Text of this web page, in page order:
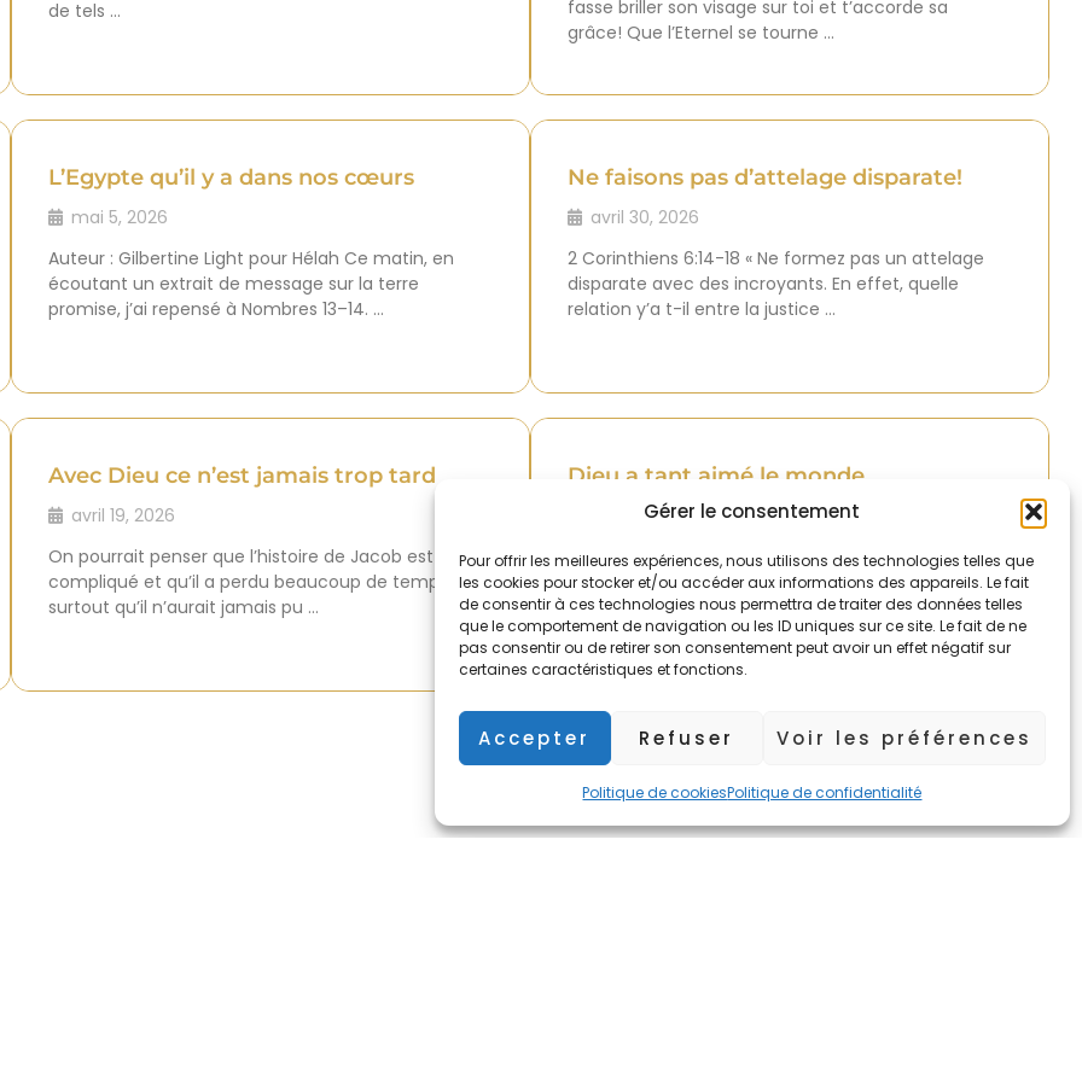
Gérer le consentement
Pour offrir les meilleures expériences, nous utilisons des technologies telles que
les cookies pour stocker et/ou accéder aux informations des appareils. Le fait
de consentir à ces technologies nous permettra de traiter des données telles
que le comportement de navigation ou les ID uniques sur ce site. Le fait de ne
pas consentir ou de retirer son consentement peut avoir un effet négatif sur
certaines caractéristiques et fonctions.
Accepter Refuser Voir les préférences
Politique de cookiesPolitique de confidentialité
de tels …
fasse briller son visage sur toi et t’accorde sa
grâce! Que l’Eternel se tourne …
L’Egypte qu’il y a dans nos cœurs
mai 5, 2026
Auteur : Gilbertine Light pour Hélah Ce matin, en
écoutant un extrait de message sur la terre
promise, j’ai repensé à Nombres 13–14. …
Ne faisons pas d’attelage disparate!
avril 30, 2026
2 Corinthiens 6:14-18 « Ne formez pas un attelage
disparate avec des incroyants. En effet, quelle
relation y’a t-il entre la justice …
Avec Dieu ce n’est jamais trop tard
avril 19, 2026
On pourrait penser que l’histoire de Jacob est
compliqué et qu’il a perdu beaucoup de temps et
surtout qu’il n’aurait jamais pu …
Dieu a tant aimé le monde
avril 17, 2026
Vous connaissez certainement les élans d’un cœur
qui aime. Vous avez peut-être un conjoint dans
votre vie, une famille, des enfants, des …
« Précédent 2 4 5 6 Suivant »